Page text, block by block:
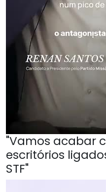
"Vamos acabar
escritórios
STF"